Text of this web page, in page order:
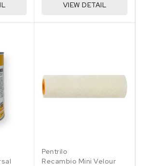
VIEW DETAIL
Pentrilo
Recambio Mini Velour